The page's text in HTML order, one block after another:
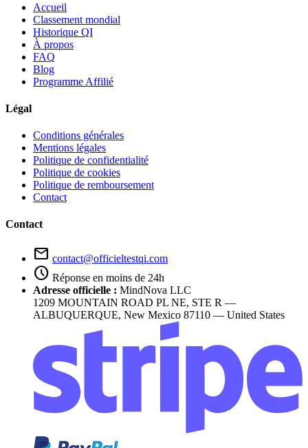
Accueil
Classement mondial
Historique QI
À propos
FAQ
Blog
Programme Affilié
Légal
Conditions générales
Mentions légales
Politique de confidentialité
Politique de cookies
Politique de remboursement
Contact
Contact
mail contact@officieltestqi.com
schedule Réponse en moins de 24h
Adresse officielle : MindNova LLC
1209 MOUNTAIN ROAD PL NE, STE R —
ALBUQUERQUE, New Mexico 87110 — United States